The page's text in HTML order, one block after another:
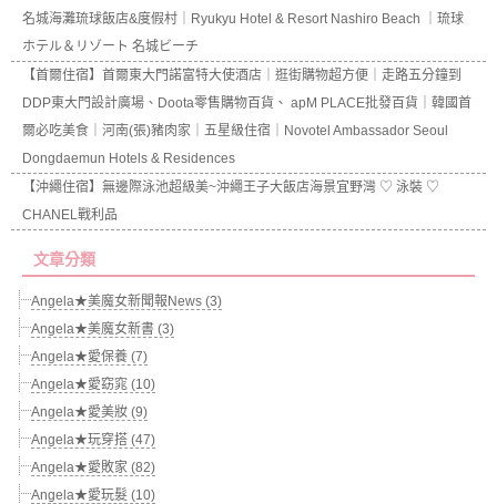
名城海灘琉球飯店&度假村｜Ryukyu Hotel & Resort Nashiro Beach ｜琉球
ホテル＆リゾート 名城ビーチ
【首爾住宿】首爾東大門諾富特大使酒店｜逛街購物超方便｜走路五分鐘到
DDP東大門設計廣場、Doota零售購物百貨、 apM PLACE批發百貨｜韓國首
爾必吃美食｜河南(張)豬肉家｜五星級住宿｜Novotel Ambassador Seoul
Dongdaemun Hotels & Residences
【沖繩住宿】無邊際泳池超級美~沖繩王子大飯店海景宜野灣 ♡ 泳裝 ♡
CHANEL戰利品
文章分類
Angela★美魔女新聞報News (3)
Angela★美魔女新書 (3)
Angela★愛保養 (7)
Angela★愛窈窕 (10)
Angela★愛美妝 (9)
Angela★玩穿搭 (47)
Angela★愛敗家 (82)
Angela★愛玩髮 (10)